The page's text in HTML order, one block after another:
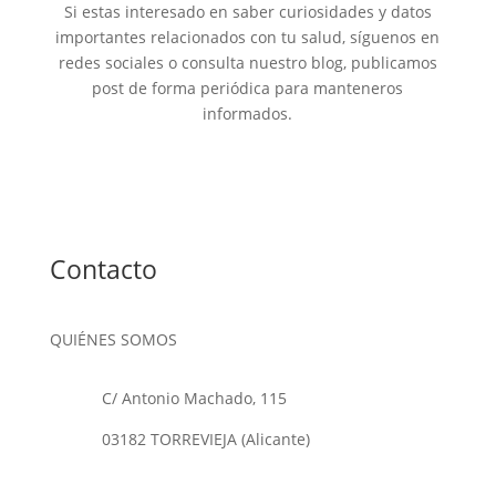
Si estas interesado en saber curiosidades y datos
importantes relacionados con tu salud, síguenos en
redes sociales o consulta nuestro blog, publicamos
post de forma periódica para manteneros
informados.
Contacto
QUIÉNES SOMOS
C/ Antonio Machado, 115
03182 TORREVIEJA (Alicante)